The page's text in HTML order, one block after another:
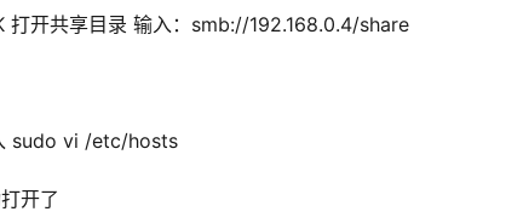
开共享目录 输入：smb://192.168.0.4/share
sudo vi /etc/hosts
开了